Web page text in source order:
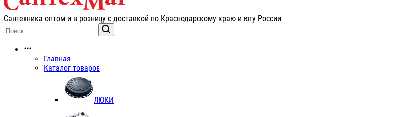
Сантехника оптом и в розницу с доставкой по Краснодарскому краю и югу России
Главная
Каталог товаров
ЛЮКИ